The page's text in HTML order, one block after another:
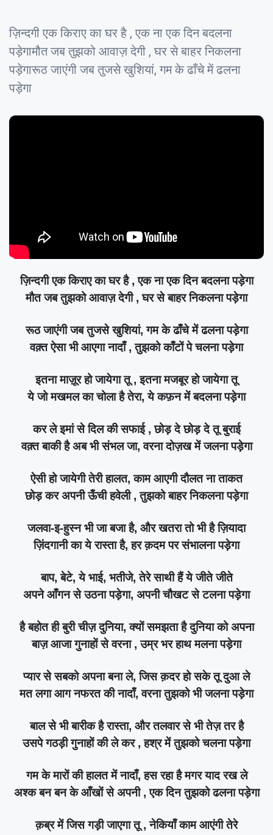
ज़िन्दगी एक किराए का घर है , एक ना एक दिन बदलना
पड़ेगामौत जब तुझको आवाज़ देगी , घर से बाहर निकलना
पड़ेगारूठ जाएंगी जब तुजसे खुशियां, गम के ढाँचे में ढलना
पड़ेगा
ज़िन्दगी एक किराए का घर है , एक ना एक दिन बदलना पड़ेगा
मौत जब तुझको आवाज़ देगी , घर से बाहर निकलना पड़ेगा
रूठ जाएंगी जब तुजसे खुशियां, गम के ढाँचे में ढलना पड़ेगा
वक़्त ऐसा भी आएगा नादाँ , तुझको काँटों पे चलना पड़ेगा
इतना माज़ूर हो जायेगा तू , इतना मजबूर हो जायेगा तू
ये जो मखमल का चोला है तेरा, ये कफ़न में बदलना पड़ेगा
कर ले इमां से दिल की सफाई , छोड़ दे छोड़ दे तू बुराई
वक़्त बाकी है अब भी संभल जा, वरना दोज़ख में जलना पड़ेगा
ऐसी हो जायेगी तेरी हालत, काम आएगी दौलत ना ताकत
छोड़ कर अपनी ऊँची हवेली , तुझको बाहर निकलना पड़ेगा
जलवा-इ-हुस्न भी जा बजा है, और खतरा तो भी है ज़ियादा
ज़िंदगानी का ये रास्ता है, हर क़दम पर संभालना पड़ेगा
बाप, बेटे, ये भाई, भतीजे, तेरे साथी हैं ये जीते जीते
अपने आँगन से उठना पड़ेगा, अपनी चौखट से टलना पड़ेगा
है बहोत ही बुरी चीज़ दुनिया, क्यों समझता है दुनिया को अपना
बाज़ आजा गुनाहों से वरना , उम्र भर हाथ मलना पड़ेगा
प्यार से सबको अपना बना ले, जिस क़दर हो सके तू दुआ ले
मत लगा आग नफरत की नादाँ, वरना तुझको भी जलना पड़ेगा
बाल से भी बारीक है रास्ता, और तलवार से भी तेज़ तर है
उसपे गठड़ी गुनाहों की ले कर , हश्र में तुझको चलना पड़ेगा
गम के मारों की हालत में नादाँ, हस रहा है मगर याद रख ले
अश्क बन बन के आँखों से अपनी , एक दिन तुझको ढलना पड़ेगा
क़ब्र में जिस गड़ी जाएगा तू , नेकियाँ काम आएंगी तेरे